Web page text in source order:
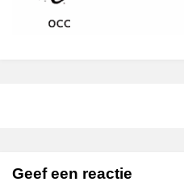
Geef een reactie